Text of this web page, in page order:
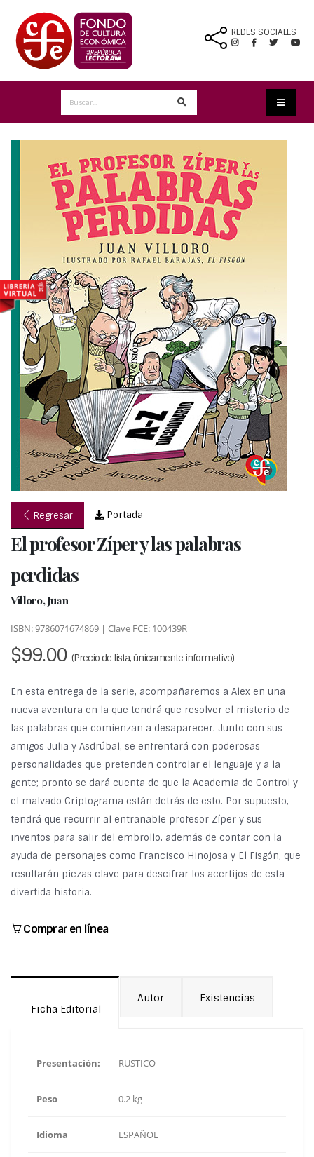
REDES SOCIALES
Regresar Portada
El profesor Zíper y las palabras
perdidas
Villoro, Juan
ISBN: 9786071674869 | Clave FCE: 100439R
$99.00 (Precio de lista, únicamente informativo)
En esta entrega de la serie, acompañaremos a Alex en una
nueva aventura en la que tendrá que resolver el misterio de
las palabras que comienzan a desaparecer. Junto con sus
amigos Julia y Asdrúbal, se enfrentará con poderosas
personalidades que pretenden controlar el lenguaje y a la
gente; pronto se dará cuenta de que la Academia de Control y
el malvado Criptograma están detrás de esto. Por supuesto,
tendrá que recurrir al entrañable profesor Zíper y sus
inventos para salir del embrollo, además de contar con la
ayuda de personajes como Francisco Hinojosa y El Fisgón, que
resultarán piezas clave para descifrar los acertijos de esta
divertida historia.
Comprar en línea
Ficha Editorial
Autor Existencias
Presentación: RUSTICO
Peso 0.2 kg
Idioma ESPAÑOL